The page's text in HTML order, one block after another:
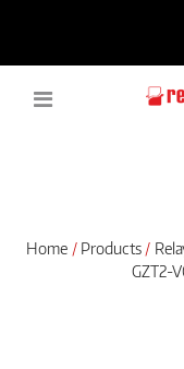
Home Products
GZT2-